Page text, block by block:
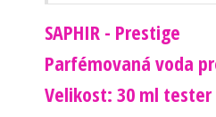
SAPHIR - Prestige
Parfémovaná voda
Velikost: 30 ml tester